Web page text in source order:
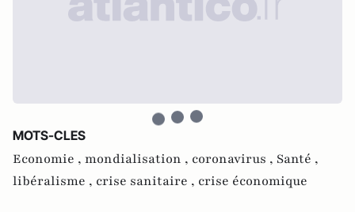
MOTS-CLES
Economie , mondialisation , coronavirus , Santé ,
libéralisme , crise sanitaire , crise économique